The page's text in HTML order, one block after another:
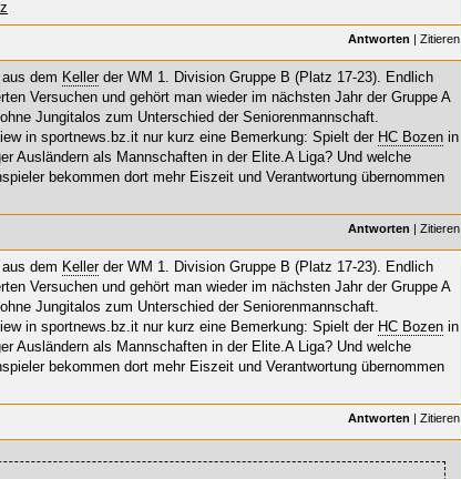
Antworten | Zitieren
dem Keller der WM 1. Division Gruppe B (Platz 17-23). Endlich
Versuchen und gehört man wieder im nächsten Jahr der Gruppe A
Jungitalos zum Unterschied der Seniorenmannschaft.
in sportnews.bz.it nur kurz eine Bemerkung: Spielt der HC Bozen in
Ausländern als Mannschaften in der Elite.A Liga? Und welche
bekommen dort mehr Eiszeit und Verantwortung übernommen
Antworten | Zitieren
dem Kellerder WM 1. Division Gruppe B (Platz 17-23). Endlich
Versuchen und gehört man wieder im nächsten Jahr der Gruppe A
Jungitalos zum Unterschied der Seniorenmannschaft.
in sportnews.bz.it nur kurz eine Bemerkung: Spielt der HC Bozen in
Ausländern als Mannschaften in der Elite.A Liga? Und welche
bekommen dort mehr Eiszeit und Verantwortung übernommen
Antworten | Zitieren